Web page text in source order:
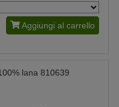
Aggiungi al carrello
lana 810639